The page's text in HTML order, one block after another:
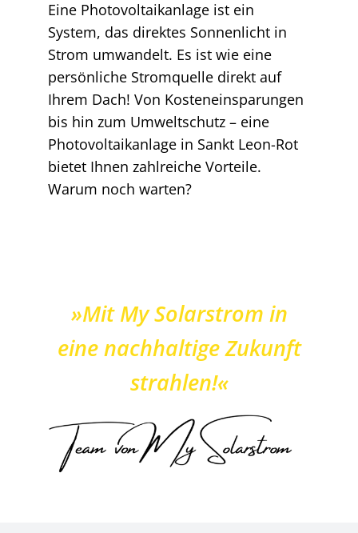
Eine Photovoltaikanlage ist ein
System, das direktes Sonnenlicht in
Strom umwandelt. Es ist wie eine
persönliche Stromquelle direkt auf
Ihrem Dach! Von Kosteneinsparungen
bis hin zum Umweltschutz – eine
Photovoltaikanlage in Sankt Leon-Rot
bietet Ihnen zahlreiche Vorteile.
Warum noch warten?
»Mit My Solarstrom in
eine nachhaltige Zukunft
strahlen!«